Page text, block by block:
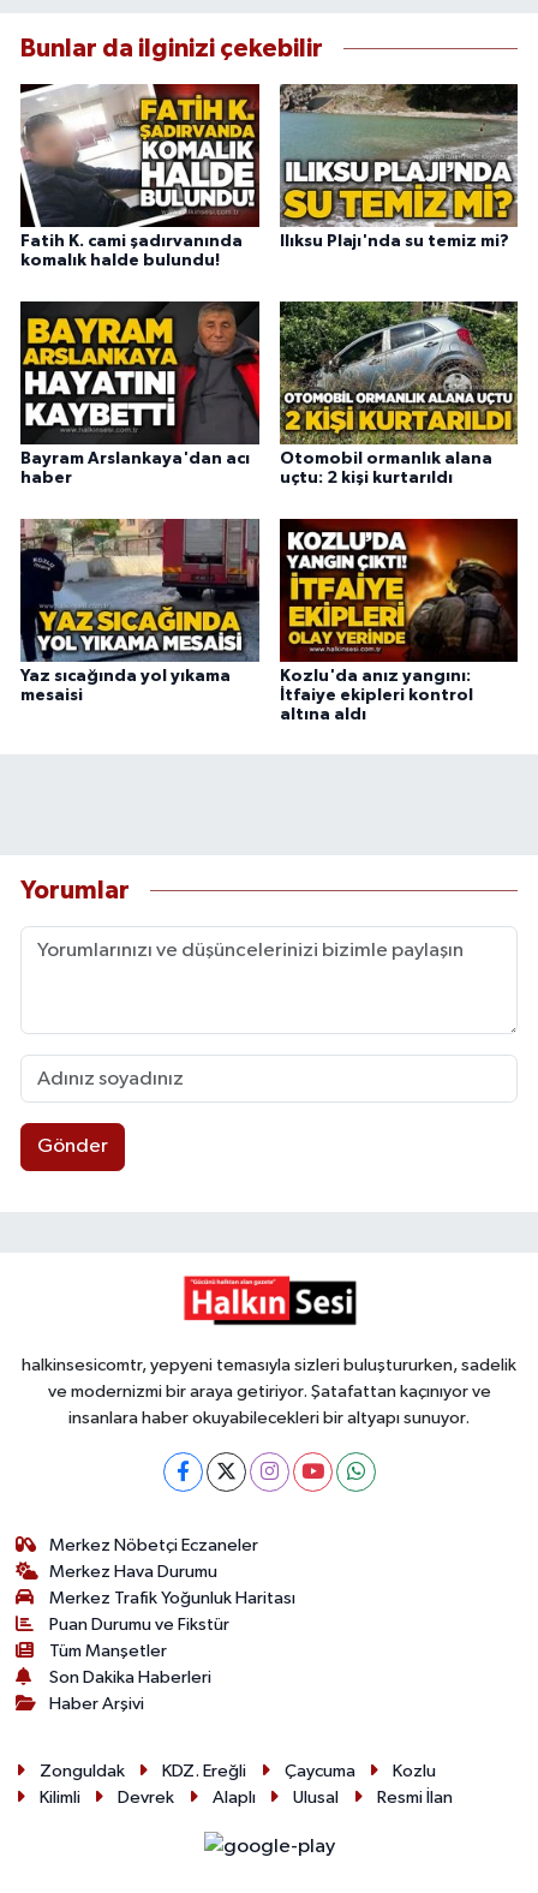
Bunlar da ilginizi çekebilir
Fatih K. cami şadırvanında
komalık halde bulundu!
Ilıksu Plajı'nda su temiz mi?
Bayram Arslankaya'dan acı
haber
Otomobil ormanlık alana
uçtu: 2 kişi kurtarıldı
Yaz sıcağında yol yıkama
mesaisi
Kozlu'da anız yangını:
İtfaiye ekipleri kontrol
altına aldı
Yorumlar
Gönder
halkinsesicomtr, yepyeni temasıyla sizleri buluştururken, sadelik
ve modernizmi bir araya getiriyor. Şatafattan kaçınıyor ve
insanlara haber okuyabilecekleri bir altyapı sunuyor.
Merkez Nöbetçi Eczaneler
Merkez Hava Durumu
Merkez Trafik Yoğunluk Haritası
Puan Durumu ve Fikstür
Tüm Manşetler
Son Dakika Haberleri
Haber Arşivi
Zonguldak KDZ. Ereğli Çaycuma
Kozlu
Kilimli
Devrek Alaplı Ulusal Resmi İlan